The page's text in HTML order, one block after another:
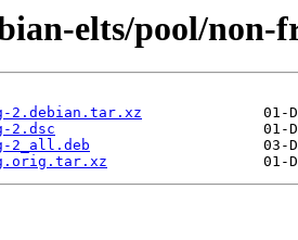
elts/pool/non-
2.debian.tar.xz
2.dsc
2_all.deb